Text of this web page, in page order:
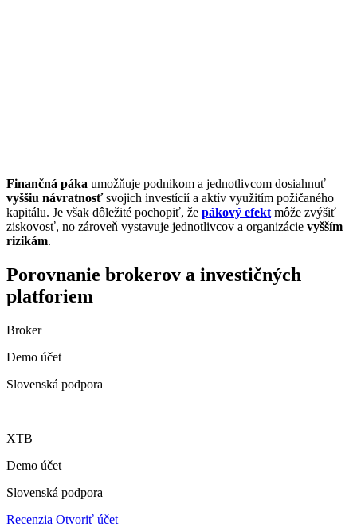
Finančná páka umožňuje podnikom a jednotlivcom dosiahnuť
vyššiu návratnosťsvojich investícií a aktív využitím požičaného
kapitálu. Je však dôležité pochopiť, že pákový efekt môže zvýšiť
ziskovosť, no zároveň vystavuje jednotlivcov a organizácie vyšším
rizikám.
Porovnanie brokerov a investičných
platforiem
Broker
Demo účet
Slovenská podpora
XTB
Demo účet
Slovenská podpora
Recenzia Otvoriť účet